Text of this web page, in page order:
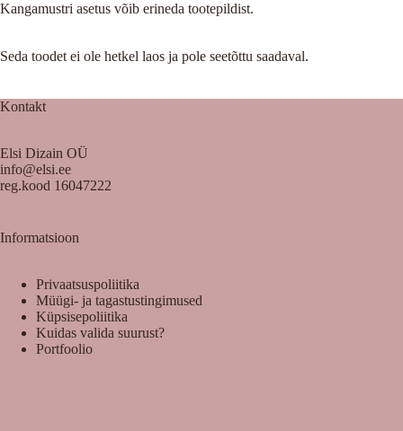
Kangamustri asetus võib erineda tootepildist.
Seda toodet ei ole hetkel laos ja pole seetõttu saadaval.
Kontakt
Elsi Dizain OÜ
info@elsi.ee
reg.kood 16047222
Informatsioon
Privaatsuspoliitika
Müügi- ja tagastustingimused
Küpsisepoliitika
Kuidas valida suurust?
Portfoolio